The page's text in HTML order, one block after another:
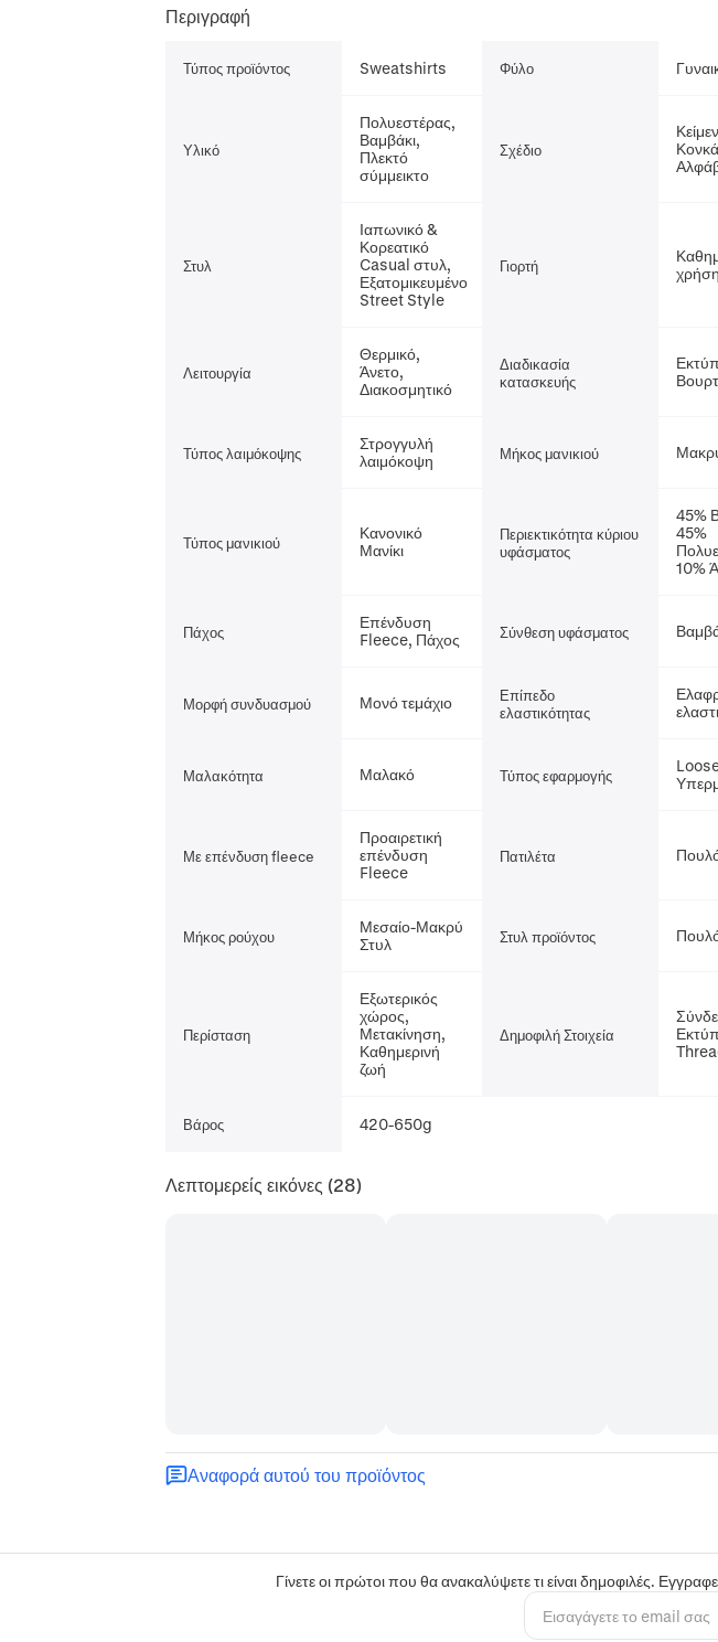
Περιγραφή
Τύπος προϊόντος Sweatshirts Φύλο
Υλικό
Πολυεστέρας,
Βαμβάκι,
Πλεκτό
σύμμεικτο
Σχέδιο
Στυλ
Ιαπωνικό &
Κορεατικό
Casual στυλ,
Εξατομικευμένο
Street Style
Γιορτή
χρήση
Λειτουργία
Θερμικό,
Άνετο,
Διακοσμητικό
Διαδικασία
κατασκευής
Τύπος λαιμόκοψης
Στρογγυλή
λαιμόκοψη
Μήκος μανικιού
Τύπος μανικιού
Κανονικό
Μανίκι
Περιεκτικότητα κύριου
υφάσματος
45%
45%
10%
Πάχος
Επένδυση
Fleece, Πάχος
Σύνθεση υφάσματος
Μορφή συνδυασμού Μονό τεμάχιο
Επίπεδο
ελαστικότητας
Μαλακότητα Μαλακό Τύπος εφαρμογής
Με επένδυση fleece
Προαιρετική
επένδυση
Fleece
Πατιλέτα
Μήκος ρούχου
Μεσαίο-Μακρύ
Στυλ
Στυλ προϊόντος
Περίσταση
Εξωτερικός
χώρος,
Μετακίνηση,
Καθημερινή
ζωή
Δημοφιλή Στοιχεία
Βάρος 420-650g
Λεπτομερείς εικόνες (28)
Αναφορά αυτού του προϊόντος
Γίνετε οι πρώτοι που θα ανακαλύψετε τι είναι δημοφιλές.